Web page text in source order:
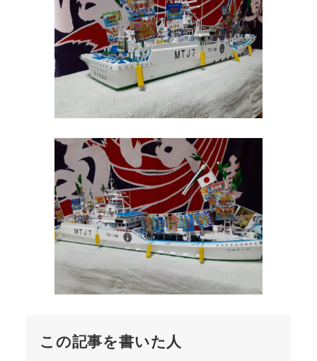
この記事を書いた人